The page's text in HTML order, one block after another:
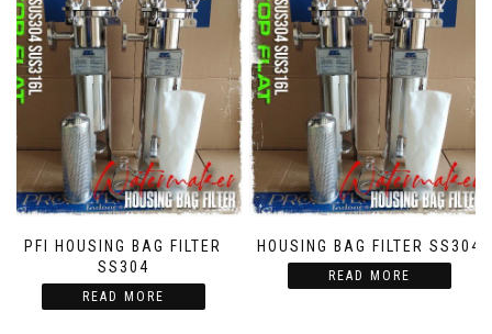
PFI HOUSING BAG FILTER
SS304
READ MORE
HOUSING BAG FILTER SS304
READ MORE